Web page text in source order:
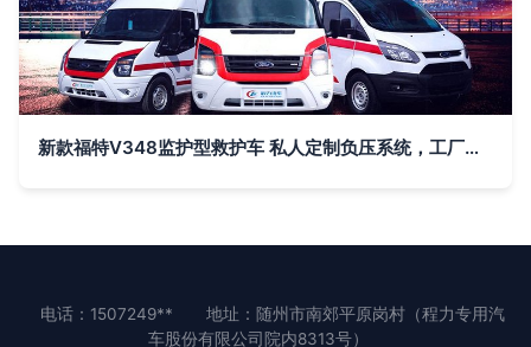
新款福特V348监护型救护车 私人定制负压系统，工厂直供包上户送车
电话：1507249**
地址：随州市南郊平原岗村（程力专用汽
车股份有限公司院内8313号）